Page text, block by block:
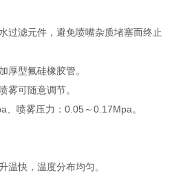
过滤元件，避免喷嘴杂质堵塞而终止
厚型氟硅橡胶管。
雾可随意调节。
喷雾压力：0.05～0.17Mpa。
温快，温度分布均匀。